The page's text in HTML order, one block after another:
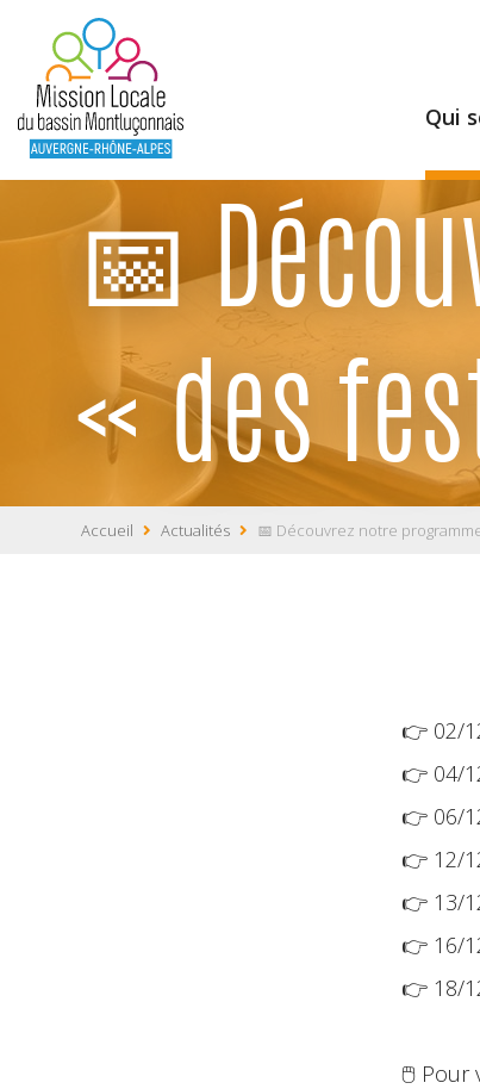
Qui
📅
« des
Accueil Actualités 📅 Découvrez notre
👉 02/
👉 04/
👉 06/
👉 12/
👉 13/
👉 16/
👉 18/
🖱️ Pour